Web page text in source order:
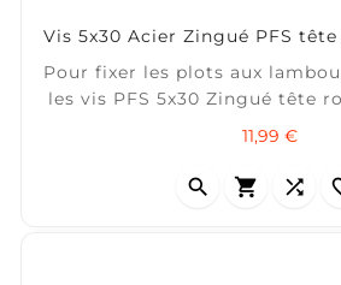
Vis 5x30 Acier Zingué PFS
Pour fixer les plots aux
les vis PFS 5x30 Zingué tête
Torx 20). ± 40 m² /
11,99 €Prix
  